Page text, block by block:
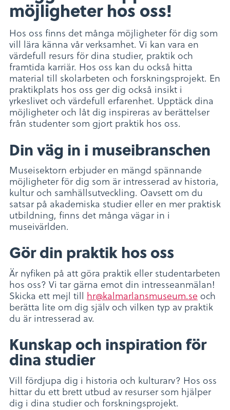
möjligheter hos oss!
Hos oss finns det många möjligheter för dig som
vill lära känna vår verksamhet. Vi kan vara en
värdefull resurs för dina studier, praktik och
framtida karriär. Hos oss kan du också hitta
material till skolarbeten och forskningsprojekt. En
praktikplats hos oss ger dig också insikt i
yrkeslivet och värdefull erfarenhet. Upptäck dina
möjligheter och låt dig inspireras av berättelser
från studenter som gjort praktik hos oss.
Din väg in i museibranschen
Museisektorn erbjuder en mängd spännande
möjligheter för dig som är intresserad av historia,
kultur och samhällsutveckling. Oavsett om du
satsar på akademiska studier eller en mer praktisk
utbildning, finns det många vägar in i
museivärlden.
Gör din praktik hos oss
Är nyfiken på att göra praktik eller studentarbeten
hos oss? Vi tar gärna emot din intresseanmälan!
Skicka ett mejl till hr@kalmarlansmuseum.se och
berätta lite om dig själv och vilken typ av praktik
du är intresserad av.
Kunskap och inspiration för
dina studier
Vill fördjupa dig i historia och kulturarv? Hos oss
hittar du ett brett utbud av resurser som hjälper
dig i dina studier och forskningsprojekt.